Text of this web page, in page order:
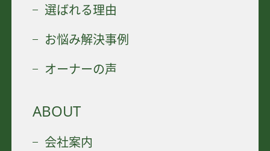
選ばれる理由
お悩み解決事例
オーナーの声
ABOUT
会社案内